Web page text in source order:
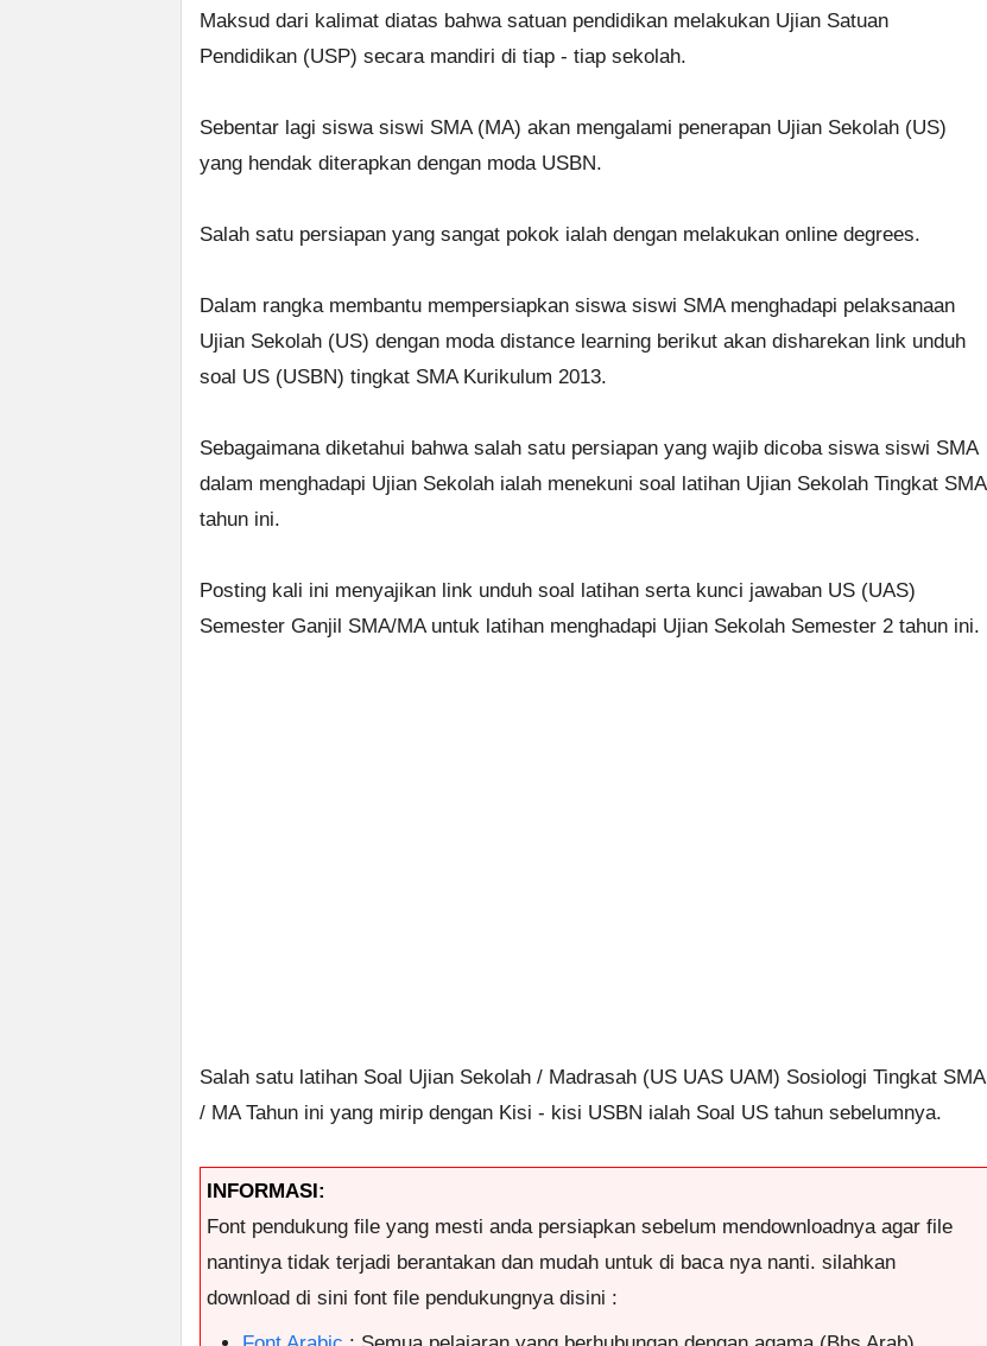
Maksud dari kalimat diatas bahwa satuan pendidikan melakukan Ujian Satuan
Pendidikan (USP) secara mandiri di tiap - tiap sekolah.
Sebentar lagi siswa siswi SMA (MA) akan mengalami penerapan Ujian Sekolah (US)
yang hendak diterapkan dengan moda USBN.
Salah satu persiapan yang sangat pokok ialah dengan melakukan online degrees.
Dalam rangka membantu mempersiapkan siswa siswi SMA menghadapi pelaksanaan
Ujian Sekolah (US) dengan moda distance learning berikut akan disharekan link unduh
soal US (USBN) tingkat SMA Kurikulum 2013.
Sebagaimana diketahui bahwa salah satu persiapan yang wajib dicoba siswa siswi SMA
dalam menghadapi Ujian Sekolah ialah menekuni soal latihan Ujian Sekolah Tingkat SMA
tahun ini.
Posting kali ini menyajikan link unduh soal latihan serta kunci jawaban US (UAS)
Semester Ganjil SMA/MA untuk latihan menghadapi Ujian Sekolah Semester 2 tahun ini.
Salah satu latihan Soal Ujian Sekolah / Madrasah (US UAS UAM) Sosiologi Tingkat SMA
/ MA Tahun ini yang mirip dengan Kisi - kisi USBN ialah Soal US tahun sebelumnya.
INFORMASI:
Font pendukung file yang mesti anda persiapkan sebelum mendownloadnya agar file
nantinya tidak terjadi berantakan dan mudah untuk di baca nya nanti. silahkan
download di sini font file pendukungnya disini :